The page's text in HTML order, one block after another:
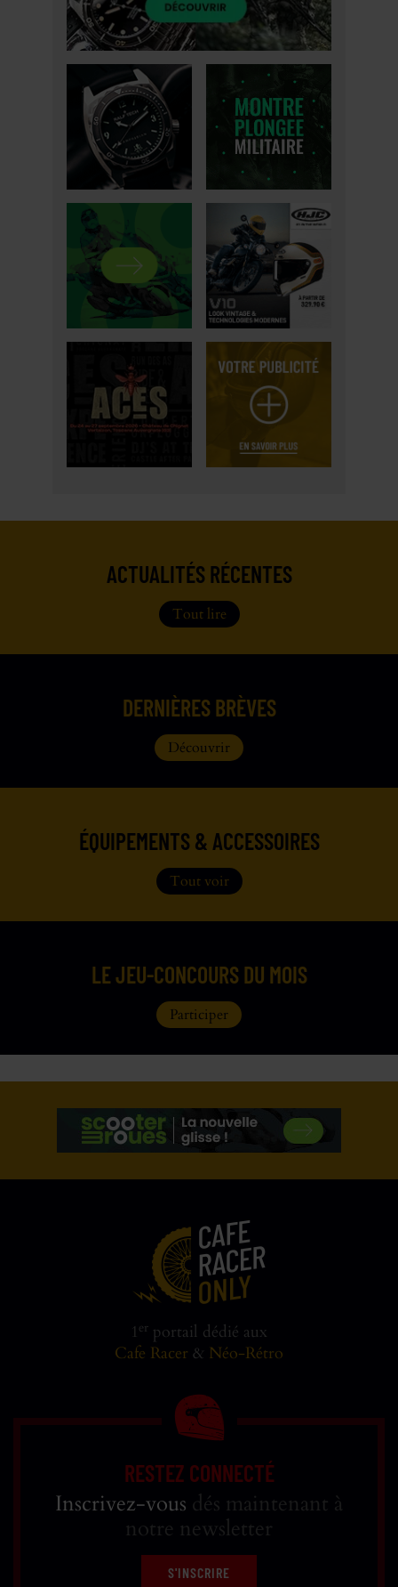
ACTUALITÉS RÉCENTES
Tout lire
DERNIÈRES BRÈVES
Découvrir
ÉQUIPEMENTS & ACCESSOIRES
Tout voir
LE JEU-CONCOURS DU MOIS
Participer
1 er portail dédié aux
Cafe Racer & Néo-Rétro
RESTEZ CONNECTÉ
Inscrivez-vous dés maintenant à
notre newsletter
S'INSCRIRE